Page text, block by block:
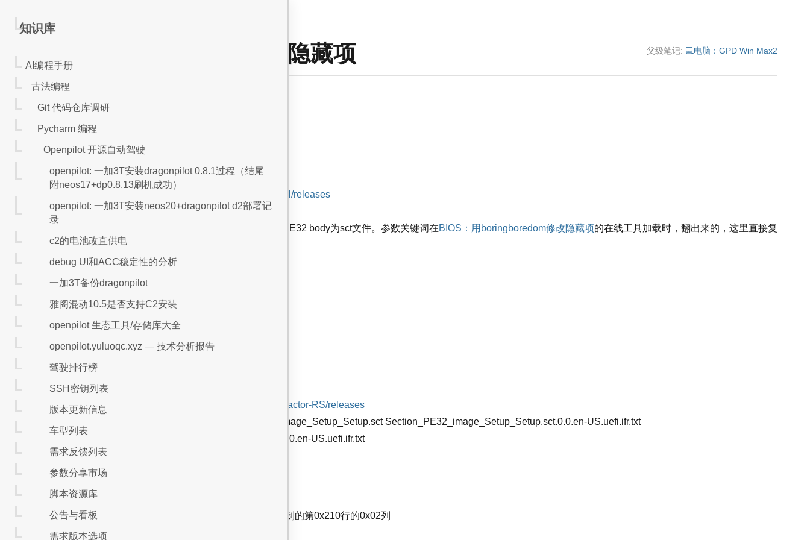
父级笔记: 💻电脑：GPD Win Max2
BIOS：InsydeH2O修改隐藏项
UEFITool NE版导出sct
源文件：ARN28P04100REL.rom
https://github.com/LongSoft/UEFITool/releases
加载：用UEFITool加载rom
导出：工具内搜关键词定位设置项所在的节点，导出PE32 body为sct文件。参数关键词在BIOS：用boringboredom修改隐藏项的在线工具加载时，翻出来的，这里直接复
用。
EC Related Control
Keyboard Backlight Timeout
Setup Item Hide Control
目标文件：Section_PE32_image_Setup_Setup.sct
ifrextractor解析sct为txt
源文件：
工具：ifrextractor
https://github.com/LongSoft/IFRExtractor-RS/releases
解析：ifrextractor_1.6.0_win32.exe Section_PE32_image_Setup_Setup.sct Section_PE32_image_Setup_Setup.sct.0.0.en-US.uefi.ifr.txt
目标文件：Section_PE32_image_Setup_Setup.sct.0.0.en-US.uefi.ifr.txt
txt定位参数位置
EC Related Control
(VarOffset/VarName)后的0x212表示Setup十六进制的第0x210行的0x02列
Keyboard Backlight Timeout
知识库
AI编程手册
古法编程
Git 代码仓库调研
Pycharm 编程
Openpilot 开源自动驾驶
openpilot: 一加3T安装dragonpilot 0.8.1过程（结尾
附neos17+dp0.8.13刷机成功）
openpilot: 一加3T安装neos20+dragonpilot d2部署记
录
c2的电池改直供电
debug UI和ACC稳定性的分析
一加3T备份dragonpilot
雅阁混动10.5是否支持C2安装
openpilot 生态工具/存储库大全
openpilot.yuluoqc.xyz — 技术分析报告
驾驶排行榜
SSH密钥列表
版本更新信息
车型列表
需求反馈列表
参数分享市场
脚本资源库
公告与看板
需求版本选项